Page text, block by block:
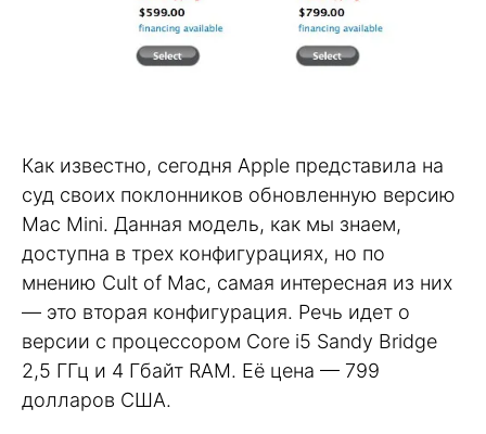
Как известно, сегодня Apple представила на
суд своих поклонников обновленную версию
Mac Mini. Данная модель, как мы знаем,
доступна в трех конфигурациях, но по
мнению Cult of Mac, самая интересная из них
— это вторая конфигурация. Речь идет о
версии с процессором Core i5 Sandy Bridge
2,5 ГГц и 4 Гбайт RAM. Её цена — 799
долларов США.